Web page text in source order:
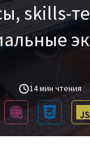
skills-
14 мин чтения